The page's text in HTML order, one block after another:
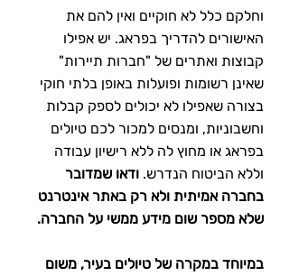
וחלקם כלל לא חוקיים ואין להם את
האישורים להדריך בפראג. יש אפילו
קבוצות ואתרים של "חברות תיירות"
שאינן רשומות ופועלות באופן בלתי חוקי
בצורה שאפילו לא יכולים לספק קבלות
וחשבוניות, ומנסים למכור לכם טיולים
בפראג או מחוץ לה ללא רישיון עבודה
וללא הביטוח הנדרש. ודאו שמדובר
בחברה אמיתית ולא רק באתר אינטרנט
שלא מספר שום מידע ממשי על החברה.
במיוחד במקרה של טיולים בעיר, משום